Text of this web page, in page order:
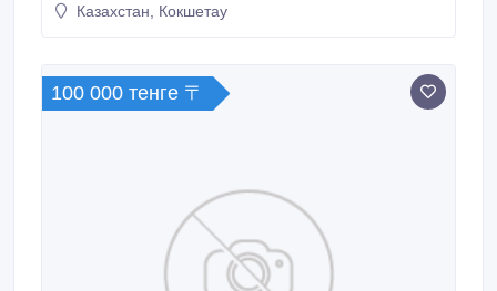
варианты индивидуального графика работы..
Казахстан, Кокшетау
100 000 тенге 〒